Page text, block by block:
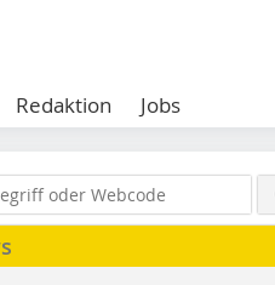
Redaktion Jobs